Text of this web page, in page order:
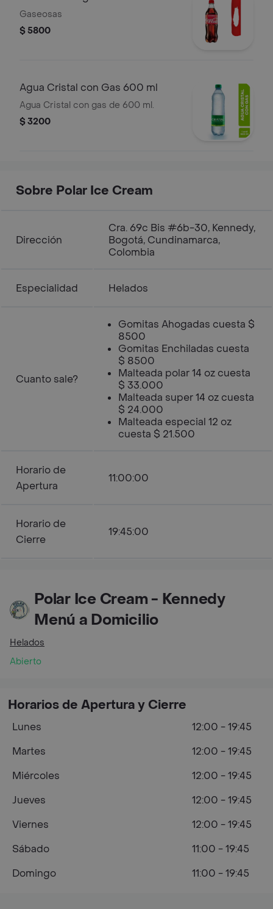
Gaseosas
$ 5800
Agua Cristal con Gas 600 ml
Agua Cristal con gas de 600 ml.
$ 3200
Sobre Polar Ice Cream
Dirección
Cra. 69c Bis #6b-30, Kennedy,
Bogotá, Cundinamarca,
Colombia
Especialidad Helados
Cuanto sale?
Gomitas Ahogadas cuesta $
8500
Gomitas Enchiladas cuesta
$ 8500
Malteada polar 14 oz cuesta
$ 33.000
Malteada super 14 oz cuesta
$ 24.000
Malteada especial 12 oz
cuesta $ 21.500
Horario de
Apertura
11:00:00
Horario de
Cierre
19:45:00
Polar Ice Cream - Kennedy
Menú a Domicilio
Helados
Abierto
Horarios de Apertura y Cierre
Lunes
12:00 - 19:45
Martes
12:00 - 19:45
Miércoles
12:00 - 19:45
Jueves
12:00 - 19:45
Viernes
12:00 - 19:45
Sábado
11:00 - 19:45
Domingo
11:00 - 19:45